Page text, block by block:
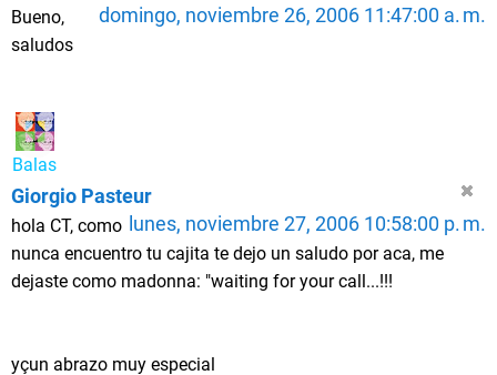
domingo, noviembre 26, 2006 11:47:00 a. m.
Bueno,
saludos
Balas
Giorgio Pasteur
lunes, noviembre 27, 2006 10:58:00 p. m.
hola CT, como
nunca encuentro tu cajita te dejo un saludo por aca, me
dejaste como madonna: "waiting for your call...!!!
yçun abrazo muy especial